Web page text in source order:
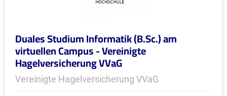
Duales Studium Informatik (B.Sc.) am
virtuellen Campus - Vereinigte
Hagelversicherung VVaG
Vereinigte Hagelversicherung VVaG